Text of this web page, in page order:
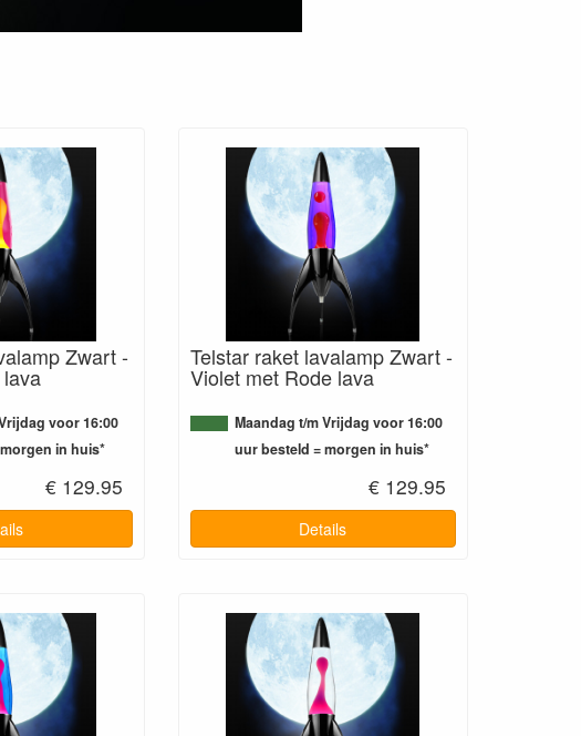
Zwart -
voor 16:00
in huis*
€ 129.95
Telstar raket lavalamp Zwart -
Violet met Rode lava
Maandag t/m Vrijdag voor 16:00
uur besteld = morgen in huis*
€ 129.95
Details